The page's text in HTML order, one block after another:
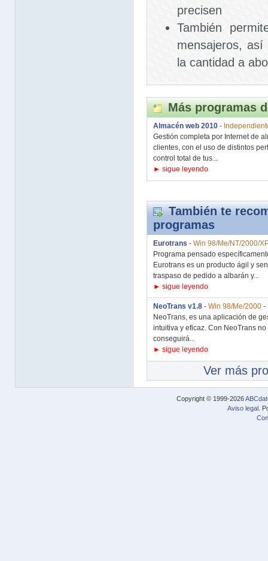
precisen
También
mensajeros,
la cantidad a
Más programas
Almacén web 2010 -
Gestión completa por Internet de
clientes, con el uso de distintos
control total de tus...
► sigue leyendo
También te
programas
Eurotrans - Win 98/Me/NT/2000/
Programa pensado
Eurotrans es un producto ágil y
traspaso de pedido a albarán y...
► sigue leyendo
NeoTrans v1.8 - Win 98/Me/2000 -
NeoTrans, es una aplicación de
intuitiva y eficaz. Con NeoTrans
conseguirá...
► sigue leyendo
Ver más
Copyright © 1999-2026
Aviso legal .